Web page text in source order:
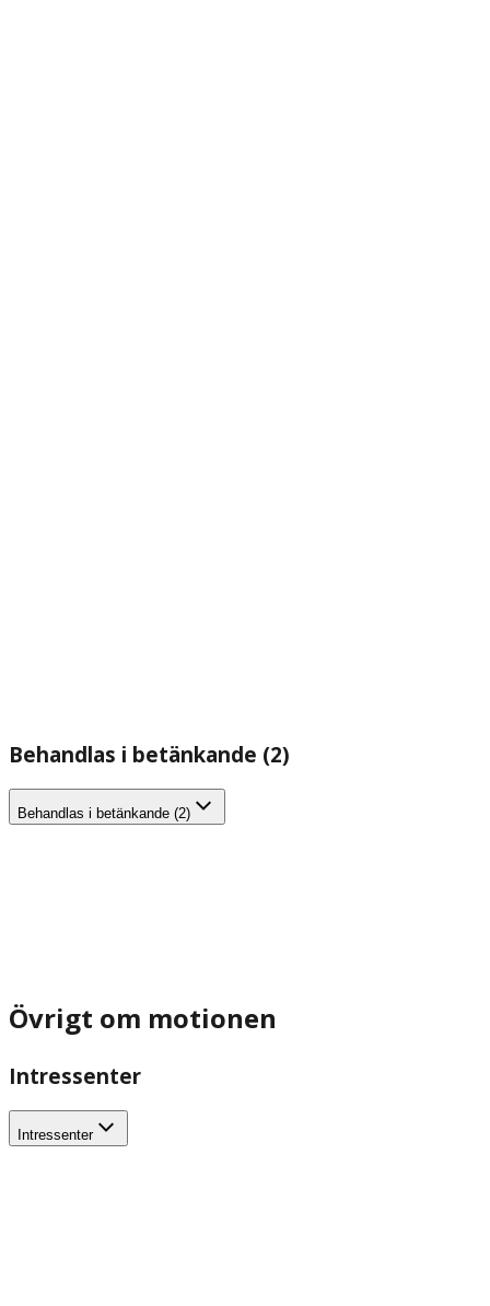
Behandlas i betänkande (2)
Behandlas i betänkande (2)
Övrigt om motionen
Intressenter
Intressenter